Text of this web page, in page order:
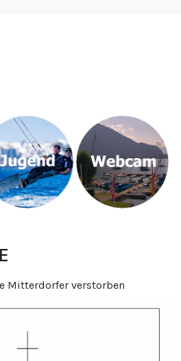
Mitterdorfer verstorben